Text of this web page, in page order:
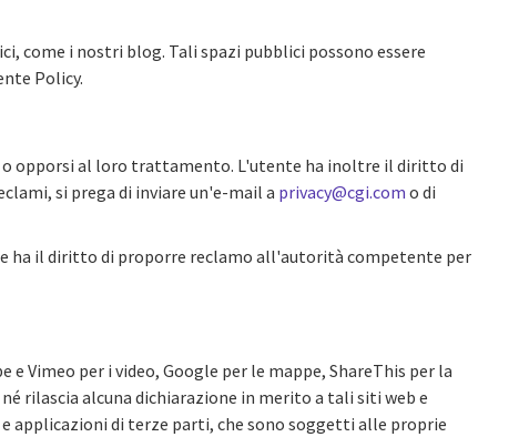
come i nostri blog. Tali spazi pubblici possono essere
Policy.
opporsi al loro trattamento. L'utente ha inoltre il diritto di
si prega di inviare un'e-mail a privacy@cgi.com o di
ha il diritto di proporre reclamo all'autorità competente per
Vimeo per i video, Google per le mappe, ShareThis per la
rilascia alcuna dichiarazione in merito a tali siti web e
applicazioni di terze parti, che sono soggetti alle proprie